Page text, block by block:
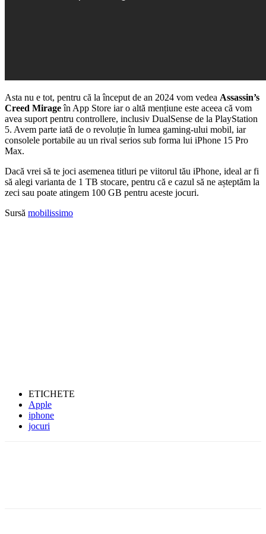
Asta nu e tot, pentru că la început de an 2024 vom vedea Assassin’s
Creed Mirageîn App Store iar o altă mențiune este aceea că vom
avea suport pentru controllere, inclusiv DualSense de la PlayStation
5. Avem parte iată de o revoluție în lumea gaming-ului mobil, iar
consolele portabile au un rival serios sub forma lui iPhone 15 Pro
Max.
Dacă vrei să te joci asemenea titluri pe viitorul tău iPhone, ideal ar fi
să alegi varianta de 1 TB stocare, pentru că e cazul să ne așteptăm la
zeci sau poate atingem 100 GB pentru aceste jocuri.
Sursă mobilissimo
ETICHETE
Apple
iphone
jocuri